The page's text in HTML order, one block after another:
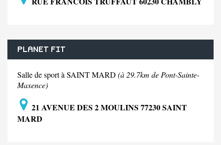
PLANET FIT
Salle de sport à SAINT MARD (à 29.7km de Pont-Sainte-
Maxence)
21 AVENUE DES 2 MOULINS 77230 SAINT
MARD